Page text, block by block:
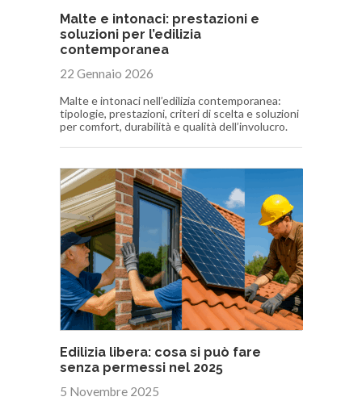
Malte e intonaci: prestazioni e
soluzioni per l’edilizia
contemporanea
22 Gennaio 2026
Malte e intonaci nell’edilizia contemporanea:
tipologie, prestazioni, criteri di scelta e soluzioni
per comfort, durabilità e qualità dell’involucro.
Edilizia libera: cosa si può fare
senza permessi nel 2025
5 Novembre 2025